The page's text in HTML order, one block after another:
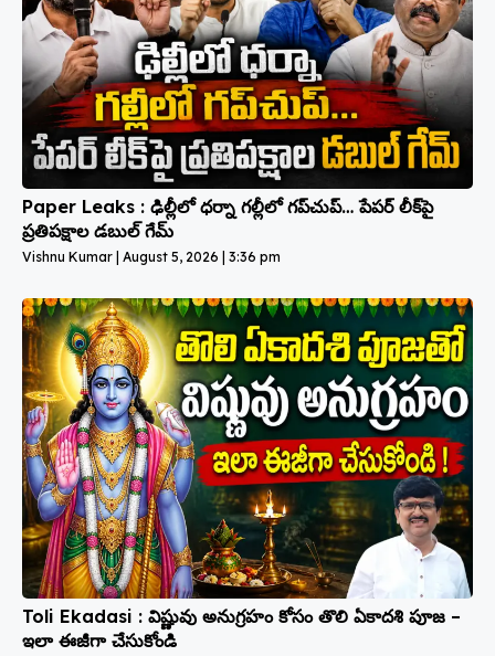
Paper Leaks : ఢిల్లీలో ధర్నా గల్లీలో గప్‌చుప్… పేపర్ లీక్‌పై
ప్రతిపక్షాల డబుల్ గేమ్
Vishnu Kumar August 5, 2026 3:36 pm
Toli Ekadasi : విష్ణువు అనుగ్రహం కోసం తొలి ఏకాదశి పూజ –
ఇలా ఈజీగా చేసుకోండి